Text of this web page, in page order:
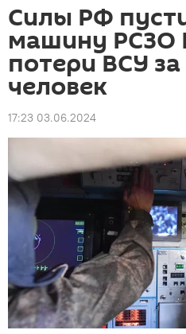
Силы РФ
машину РСЗО
потери ВСУ за
человек
17:23 03.06.2024